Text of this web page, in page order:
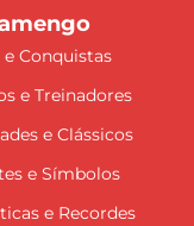
Conquistas
e Treinadores
e Clássicos
e Símbolos
e Recordes